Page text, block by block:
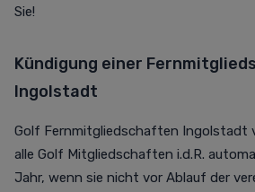
Sie!
Kündigung einer
Ingolstadt
Golf Fernmitgliedschaften Ingolstadt
alle Golf Mitgliedschaften i.d.R.
Jahr, wenn sie nicht vor Ablauf der